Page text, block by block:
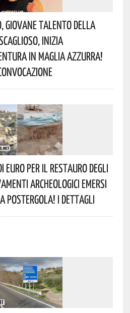
Giovane Talento Della
Inizia
In Maglia Azzurra!
Euro Per Il Restauro Degli
Archeologici Emersi
Postergola! I Dettagli